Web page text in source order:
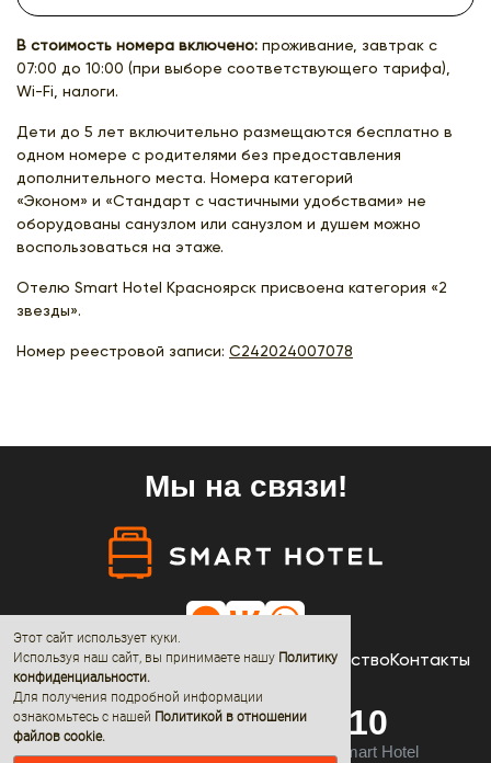
В стоимость номера включено: проживание, завтрак с
07:00 до 10:00 (при выборе соответствующего тарифа),
Wi-Fi, налоги.
Дети до 5 лет включительно размещаются бесплатно в
одном номере с родителями без предоставления
дополнительного места. Номера категорий
«Эконом» и «Стандарт с частичными удобствами» не
оборудованы санузлом или санузлом и душем можно
воспользоваться на этаже.
Отелю Smart Hotel Красноярск присвоена категория «2
звезды».
Номер реестровой записи: С242024007078
Этот сайт использует куки.
Используя наш сайт, вы принимаете нашу Политику
конфиденциальности.
Для получения подробной информации
ознакомьтесь с нашей Политикой в отношении
файлов cookie.
Мы на связи!
ОтелиАкцииНовостиО насСотрудничествоКонтакты
8 (800) 600-68-10
© 2019 - 2026 All rights reserved by Smart Hotel